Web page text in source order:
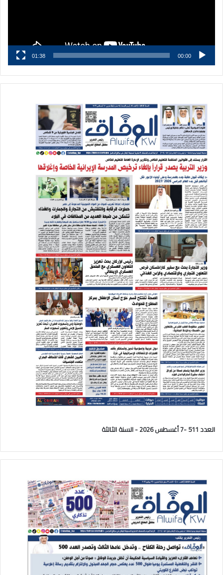
00:00
01:38
العدد 511 -7 أغسطس 2026 - السنة الثالثة